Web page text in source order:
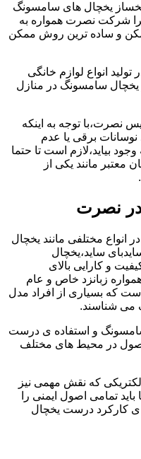
یخچال های سامسونگ
شرکت نصرت همواره به
و ساده ترین روش ممکن
انواع لوازم خانگی
یخچال سامسونگ در منازل
نصرت،با توجه به اینکه
برقی یا عدم
بیاید،لازم است تا حتما
معتبر مانند یکی از
نصرت
مختلفی مانند یخچال
ساید،یخچال
و کارایی بالای
زبانزد خاص و عام
که بسیاری از افراد مدل
می شناسند.
و استفاده ی درست
در محیط های مختلف
که نقش مهمی نیز
تمامی اصول ایمنی را
کارکرد درست یخچال